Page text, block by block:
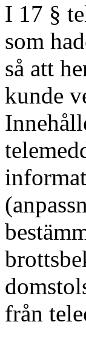
I 17 §
som
så att
kunde
från